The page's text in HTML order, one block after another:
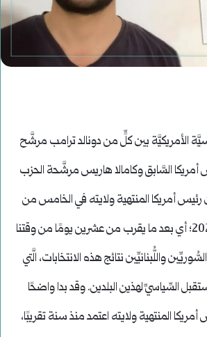
الأمريكيَّة بين كلٍّ من دونالد ترامب مرشَّح
السَّابق وكامالا هاريس مرشَّحة الحزب
رئيس أمريكا المنتهية ولايته في الخامس من
تشرين الثَّاني-نوفمر 2024؛ أي بعد ما يقرب من عشرين يومًا من وقتنا
واللُّبنانيِّين نتائج هذه الانتخابات، الَّتي
السِّياسيِّ لهذين البلدين. وقد بدا واضحًا
المنتهية ولايته اعتمد منذ سنة تقريبًا،